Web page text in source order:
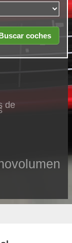
de